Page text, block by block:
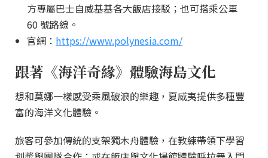
方專屬巴士自威基基各大飯店接駁；也可搭乘公車
60 號路線。
官網： https://www.polynesia.com/
跟著《海洋奇緣》體驗海島文化
想和莫娜一樣感受乘風破浪的樂趣，夏威夷提供多種豐
富的海洋文化體驗。
旅客可參加傳統的支架獨木舟體驗，在教練帶領下學習